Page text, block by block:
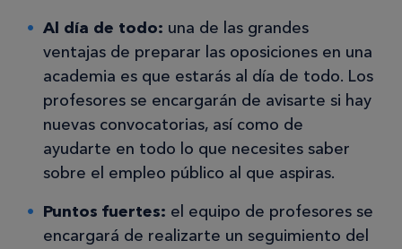
Al día de todo: una de las grandes
ventajas de preparar las oposiciones en una
academia es que estarás al día de todo. Los
profesores se encargarán de avisarte si hay
nuevas convocatorias, así como de
ayudarte en todo lo que necesites saber
sobre el empleo público al que aspiras.
Puntos fuertes: el equipo de profesores se
encargará de realizarte un seguimiento del